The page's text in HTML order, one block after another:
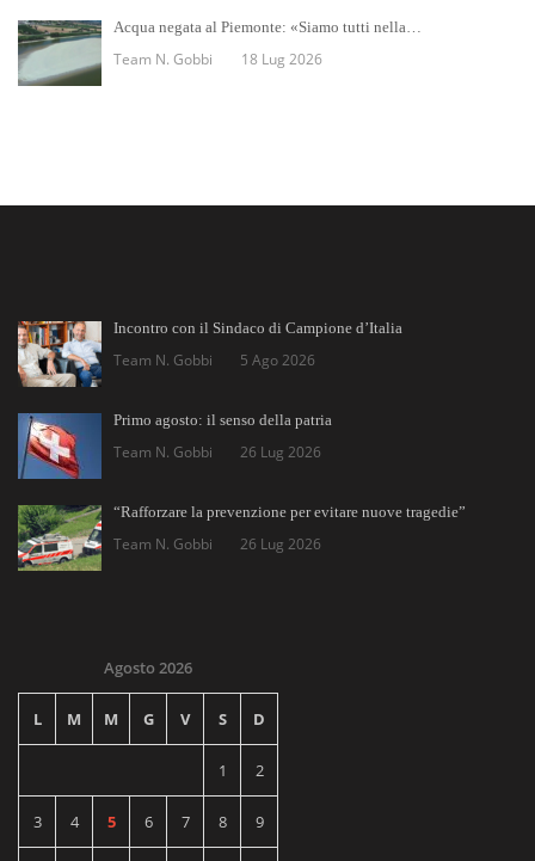
Acqua negata al Piemonte: «Siamo tutti nella…
Team N. Gobbi 18 Lug 2026
Incontro con il Sindaco di Campione d’Italia
Team N. Gobbi 5 Ago 2026
Primo agosto: il senso della patria
Team N. Gobbi 26 Lug 2026
“Rafforzare la prevenzione per evitare nuove tragedie”
Team N. Gobbi 26 Lug 2026
Agosto 2026
L M M G V S D
1 2
3 4 5 6 7 8 9